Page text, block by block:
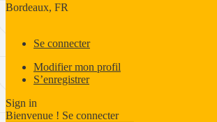
Bordeaux, FR
Se connecter
Modifier mon profil
S’enregistrer
Sign in
Bienvenue ! Se connecter